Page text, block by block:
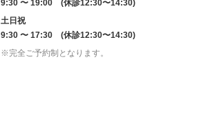
9:30 〜 19:00 (休診12:30〜14:30)
土日祝
9:30 〜 17:30 (休診12:30〜14:30)
※完全ご予約制となります。